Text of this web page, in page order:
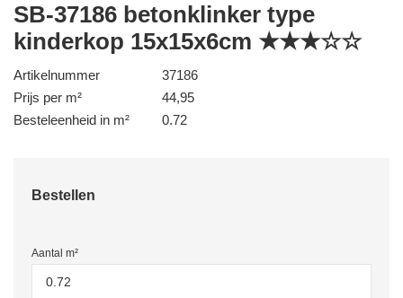
SB-37186 betonklinker type
kinderkop 15x15x6cm ★★★☆☆
Artikelnummer
37186
Prijs per m²
44,95
Besteleenheid in m²
0.72
Bestellen
Aantal m²